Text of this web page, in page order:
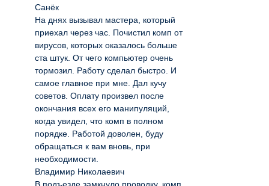
Санёк
На днях вызывал мастера, который
приехал через час. Почистил комп от
вирусов, которых оказалось больше
ста штук. От чего компьютер очень
тормозил. Работу сделал быстро. И
самое главное при мне. Дал кучу
советов. Оплату произвел после
окончания всех его манипуляций,
когда увидел, что комп в полном
порядке. Работой доволен, буду
обращаться к вам вновь, при
необходимости.
Владимир Николаевич